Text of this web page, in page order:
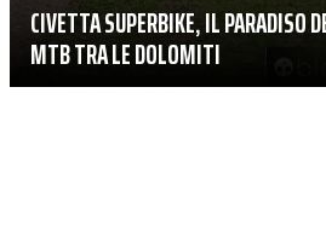
CIVETTA SUPERBIKE, IL PARADISO
MTB TRA LE DOLOMITI